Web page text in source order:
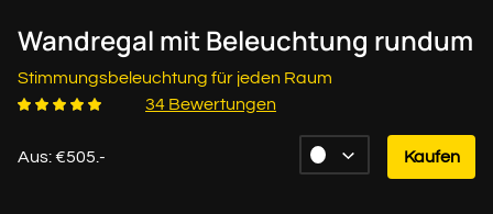
Wandregal mit Beleuchtung rundum
Stimmungsbeleuchtung für jeden Raum
34 Bewertungen
Aus: €505.- Kaufen